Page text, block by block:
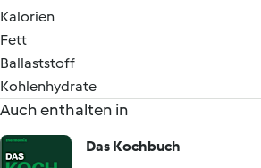
Kalorien
Fett
Ballaststoff
Kohlenhydrate
Auch enthalten in
Das Kochbuch